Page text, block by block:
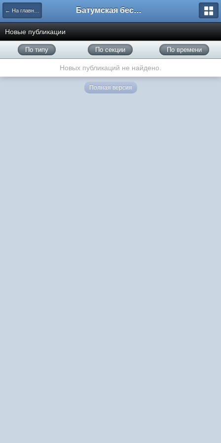
← На главную Батумская беседка
Новые публикации
По типу По секции По времени
Новых публикаций не найдено.
Полная версия